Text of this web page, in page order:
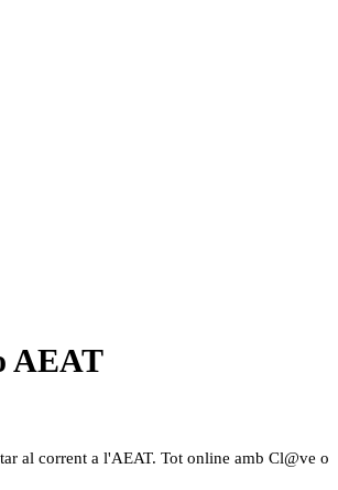
AEAT
al corrent a l'AEAT. Tot online amb Cl@ve o